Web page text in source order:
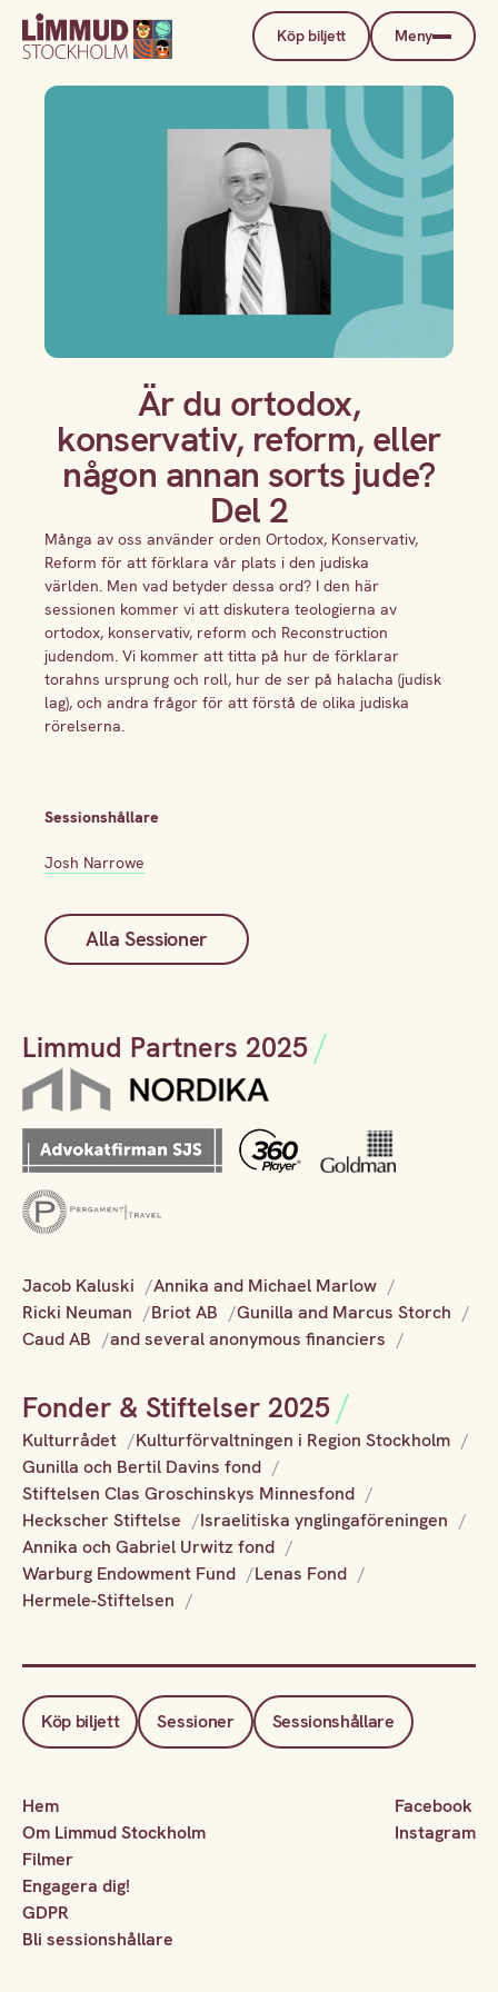
Köp biljett Meny
Är du ortodox,
konservativ, reform, eller
någon annan sorts jude?
Del 2
Många av oss använder orden Ortodox, Konservativ,
Reform för att förklara vår plats i den judiska
världen. Men vad betyder dessa ord? I den här
sessionen kommer vi att diskutera teologierna av
ortodox, konservativ, reform och Reconstruction
judendom. Vi kommer att titta på hur de förklarar
torahns ursprung och roll, hur de ser på halacha (judisk
lag), och andra frågor för att förstå de olika judiska
rörelserna.
Sessionshållare
Josh Narrowe
Alla Sessioner
Limmud Partners 2025
Jacob Kaluski
Annika and Michael Marlow
Ricki Neuman
Briot AB
Gunilla and Marcus Storch
Caud AB
and several anonymous financiers
Fonder & Stiftelser 2025
Kulturrådet
Kulturförvaltningen i Region Stockholm
Gunilla och Bertil Davins fond
Stiftelsen Clas Groschinskys Minnesfond
Heckscher Stiftelse
Israelitiska ynglingaföreningen
Annika och Gabriel Urwitz fond
Warburg Endowment Fund
Lenas Fond
Hermele-Stiftelsen
Köp biljett Sessioner Sessionshållare
Hem
Om Limmud Stockholm
Filmer
Engagera dig!
GDPR
Bli sessionshållare
Facebook
Instagram